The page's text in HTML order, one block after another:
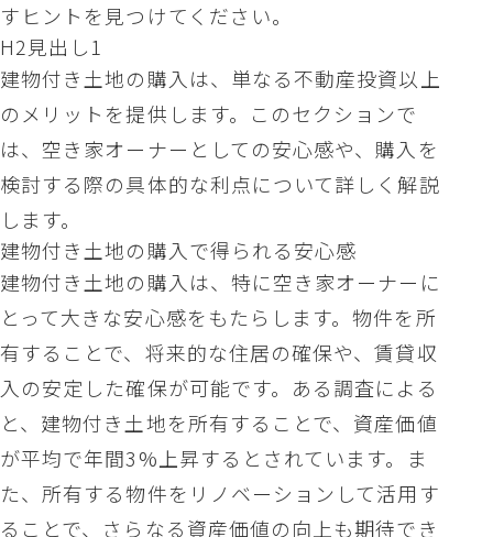
すヒントを見つけてください。
H2見出し1
建物付き土地の購入は、単なる不動産投資以上
のメリットを提供します。このセクションで
は、空き家オーナーとしての安心感や、購入を
検討する際の具体的な利点について詳しく解説
します。
建物付き土地の購入で得られる安心感
建物付き土地の購入は、特に空き家オーナーに
とって大きな安心感をもたらします。物件を所
有することで、将来的な住居の確保や、賃貸収
入の安定した確保が可能です。ある調査による
と、建物付き土地を所有することで、資産価値
が平均で年間3%上昇するとされています。ま
た、所有する物件をリノベーションして活用す
ることで、さらなる資産価値の向上も期待でき